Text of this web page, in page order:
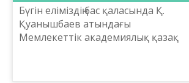
Бүгін еліміздің бас қаласында Қ.
Қуанышбаев атындағы
Мемлекеттік академиялық қазақ